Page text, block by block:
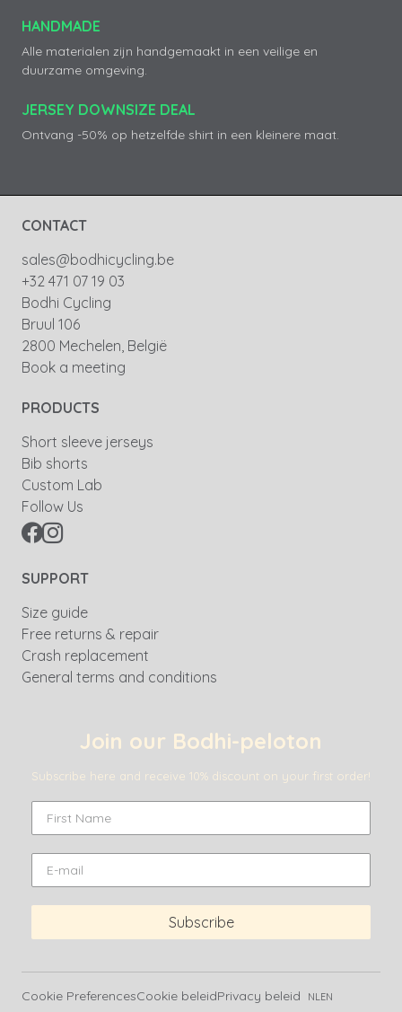
HANDMADE
Alle materialen zijn handgemaakt in een veilige en
duurzame omgeving.
JERSEY DOWNSIZE DEAL
Ontvang -50% op hetzelfde shirt in een kleinere maat.
CONTACT
sales@bodhicycling.be
+32 471 07 19 03
Bodhi Cycling
Bruul 106
2800 Mechelen, België
Book a meeting
PRODUCTS
Short sleeve jerseys
Bib shorts
Custom Lab
Follow Us
SUPPORT
Size guide
Free returns & repair
Crash replacement
General terms and conditions
Join our Bodhi-peloton
Subscribe here and receive 10% discount on your first order!
Subscribe
Cookie PreferencesCookie beleidPrivacy beleid NL EN